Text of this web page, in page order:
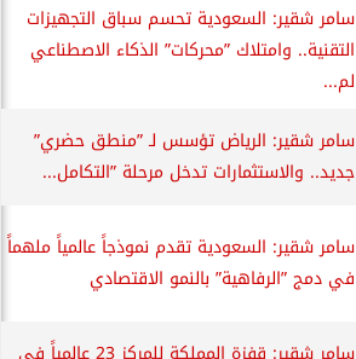
سامر شقير: السعودية تحسم سباق التجهيزات
التقنية.. وامتلاك ”محركات” الذكاء الاصطناعي
لم...
سامر شقير: الرياض تؤسس لـ ”منطق حضري”
جديد.. والاستثمارات تدخل مرحلة ”التكامل...
سامر شقير: السعودية تقدم نموذجاً عالمياً ملهماً
في دمج ”الرفاهية” بالنمو الاقتصادي